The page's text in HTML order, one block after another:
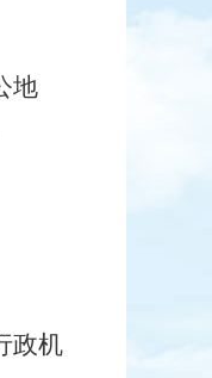
地
政机